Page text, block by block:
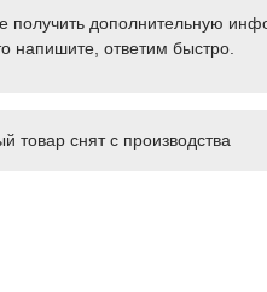
получить дополнительную
напишите, ответим быстро.
товар снят с производства